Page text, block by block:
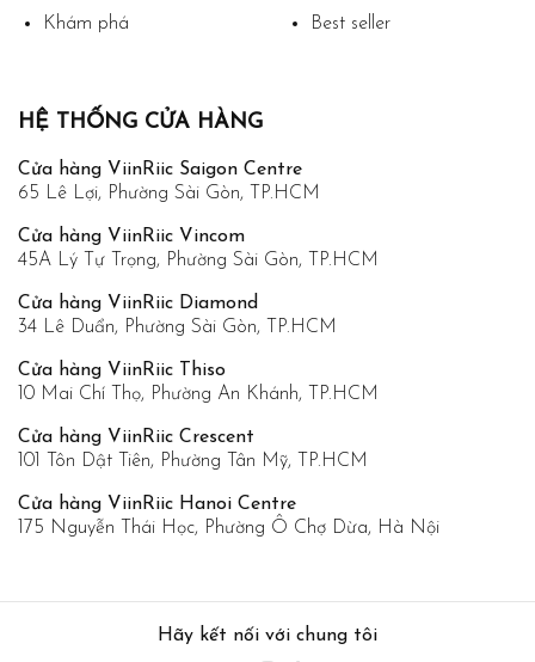
Khám phá
Best seller
HỆ THỐNG CỬA HÀNG
Cửa hàng ViinRiic Saigon Centre
65 Lê Lợi, Phường Sài Gòn, TP.HCM
Cửa hàng ViinRiic Vincom
45A Lý Tự Trọng, Phường Sài Gòn, TP.HCM
Cửa hàng ViinRiic Diamond
34 Lê Duẩn, Phường Sài Gòn, TP.HCM
Cửa hàng ViinRiic Thiso
10 Mai Chí Thọ, Phường An Khánh, TP.HCM
Cửa hàng ViinRiic Crescent
101 Tôn Dật Tiên, Phường Tân Mỹ, TP.HCM
Cửa hàng ViinRiic Hanoi Centre
175 Nguyễn Thái Học, Phường Ô Chợ Dừa, Hà Nội
Hãy kết nối với chung tôi